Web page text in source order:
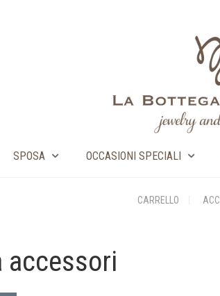
SPOSA OCCASIONI SPECIALI
CARRELLO
accessori